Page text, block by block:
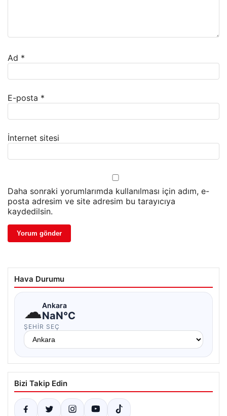
Ad *
E-posta *
İnternet sitesi
Daha sonraki yorumlarımda kullanılması için adım, e-
posta adresim ve site adresim bu tarayıcıya
kaydedilsin.
Hava Durumu
☁Ankara
NaN°C
ŞEHIR SEÇ
Bizi Takip Edin